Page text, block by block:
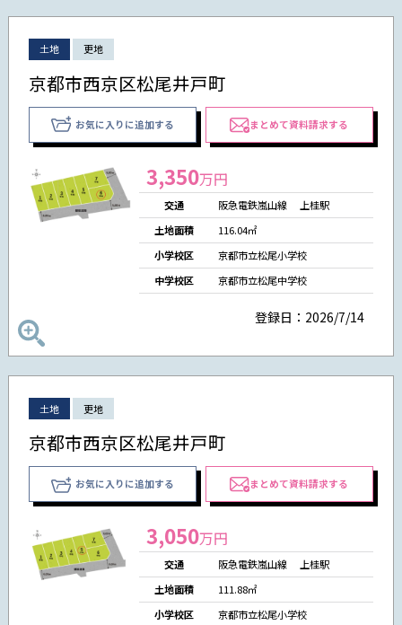
土地 更地
京都市西京区松尾井戸町
お気に入りに追加する まとめて資料請求する
3,350万円
交通
阪急電鉄嵐山線 上桂駅
土地面積
116.04㎡
小学校区
京都市立松尾小学校
中学校区
京都市立松尾中学校
登録日：2026/7/14
土地 更地
京都市西京区松尾井戸町
お気に入りに追加する まとめて資料請求する
3,050万円
交通
阪急電鉄嵐山線 上桂駅
土地面積
111.88㎡
小学校区
京都市立松尾小学校